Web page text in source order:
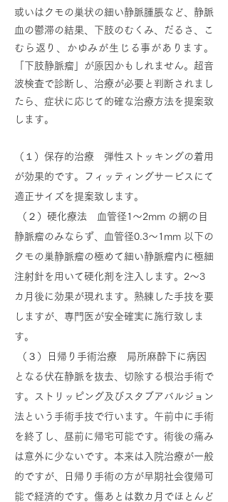
或いはクモの巣状の細い静脈腫脹など、静脈
血の鬱滞の結果、下肢のむくみ、だるさ、こ
むら返り、かゆみが生じる事があります。
「下肢静脈瘤」が原因かもしれません。超音
波検査で診断し、治療が必要と判断されまし
たら、症状に応じて的確な治療方法を提案致
します。
（１）保存的治療 弾性ストッキングの着用
が効果的です。フィッティングサービスにて
適正サイズを提案致します。
（２）硬化療法 血管径1～2mm の網の目
静脈瘤のみならず、血管径0.3～1mm 以下の
クモの巣静脈瘤の極めて細い静脈瘤内に極細
注射針を用いて硬化剤を注入します。2～3
カ月後に効果が現れます。熟練した手技を要
しますが、専門医が安全確実に施行致しま
す。
（３）日帰り手術治療 局所麻酔下に病因
となる伏在静脈を抜去、切除する根治手術で
す。ストリッピング及びスタブアバルジョン
法という手術手技で行います。午前中に手術
を終了し、昼前に帰宅可能です。術後の痛み
は意外に少ないです。本来は入院治療が一般
的ですが、日帰り手術の方が早期社会復帰可
能で経済的です。傷あとは数カ月でほとんど